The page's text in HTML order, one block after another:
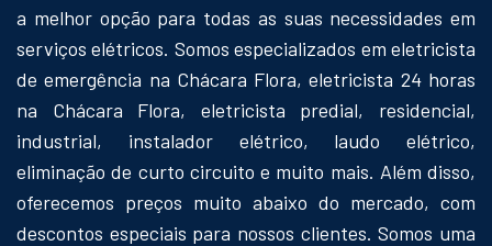
a melhor opção para todas as suas necessidades em
serviços elétricos. Somos especializados em eletricista
de emergência na Chácara Flora, eletricista 24 horas
na Chácara Flora, eletricista predial, residencial,
industrial, instalador elétrico, laudo elétrico,
eliminação de curto circuito e muito mais. Além disso,
oferecemos preços muito abaixo do mercado, com
descontos especiais para nossos clientes. Somos uma